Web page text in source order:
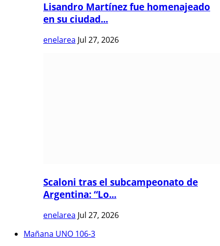
Lisandro Martínez fue homenajeado
en su ciudad...
enelarea Jul 27, 2026
Scaloni tras el subcampeonato de
Argentina: “Lo...
enelarea Jul 27, 2026
Mañana UNO 106-3